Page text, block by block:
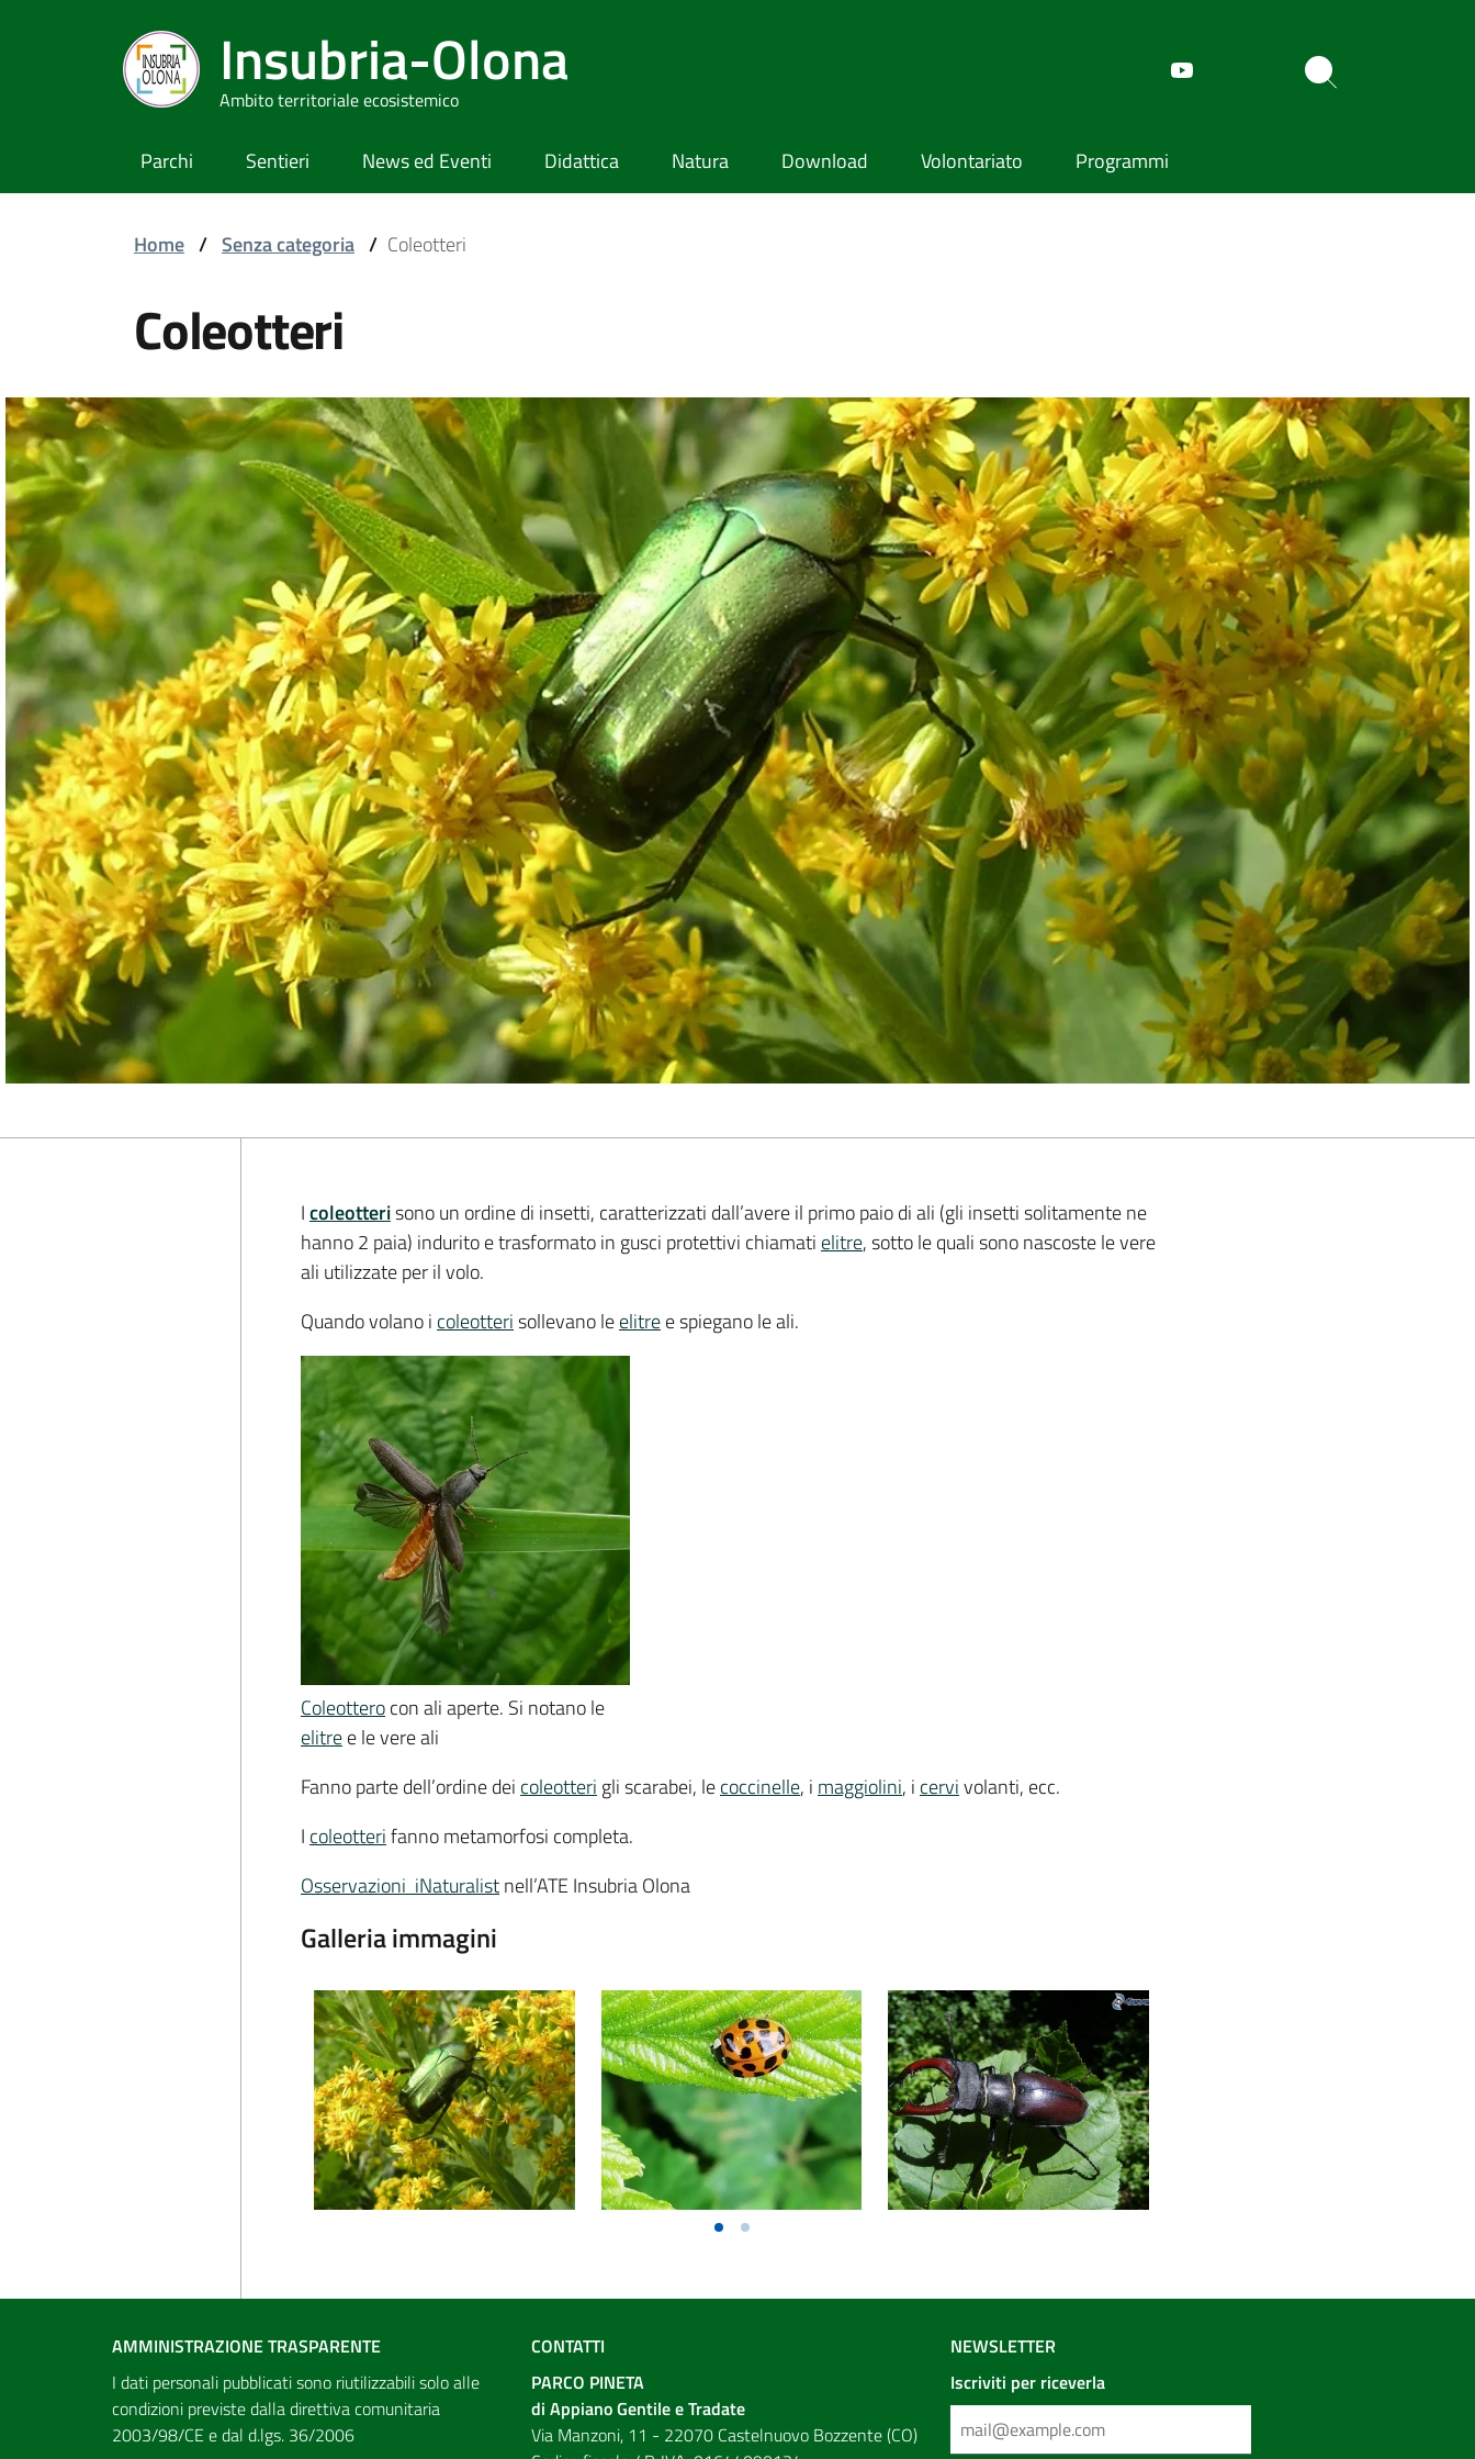
Insubria-Olona
Ambito territoriale ecosistemico
Parchi Sentieri News ed Eventi Didattica Natura Download Volontariato Programmi
Home / Senza categoria / Coleotteri
Coleotteri
Icoleotterisono un ordine di insetti, caratterizzati dall’avere il primo paio di ali (gli insetti solitamente ne
hanno 2 paia) indurito e trasformato in gusci protettivi chiamati elitre, sotto le quali sono nascoste le vere
ali utilizzate per il volo.
Quando volano i coleotterisollevano leelitree spiegano le ali.
Coleotterocon ali aperte. Si notano le
elitree le vere ali
Fanno parte dell’ordine dei coleotteri gli scarabei, lecoccinelle, i maggiolini, i cervivolanti, ecc.
I coleotterifanno metamorfosi completa.
Osservazioni iNaturalistnell’ATE Insubria Olona
Galleria immagini
AMMINISTRAZIONE TRASPARENTE
I dati personali pubblicati sono riutilizzabili solo alle
condizioni previste dalla direttiva comunitaria
2003/98/CE e dal d.lgs. 36/2006
CONTATTI
PARCO PINETA
di Appiano Gentile e Tradate
Via Manzoni, 11 - 22070 Castelnuovo Bozzente (CO)
NEWSLETTER
Iscriviti per riceverla